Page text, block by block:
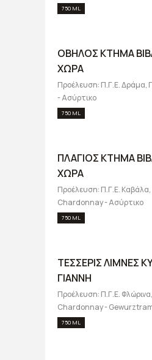
750 ML
ΟΒΗΛΟΣ ΚΤΗΜΑ
ΧΩΡΑ
Προέλευση: Π.Γ.Ε. Δράμα,
- Ασύρτικο
750 ML
ΠΛΑΓΙΟΣ ΚΤΗΜΑ
ΧΩΡΑ
Προέλευση: Π.Γ.Ε. Καβάλα,
Chardonnay - Ασύρτικο
750 ML
ΤΕΣΣΕΡΙΣ ΛΙΜΝΕΣ
ΓΙΑΝΝΗ
Προέλευση: Π.Γ.Ε. Φλώρινα,
Chardonnay -
750 ML